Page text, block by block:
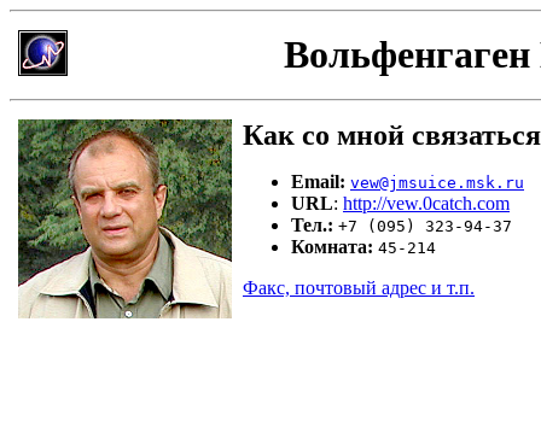
Как со мной связаться
Email: vew@jmsuice.msk.ru
URL: http://vew.0catch.com
Тел.: +7 (095) 323-94-37
Комната: 45 - 214
Факс, почтовый адрес и т.п.